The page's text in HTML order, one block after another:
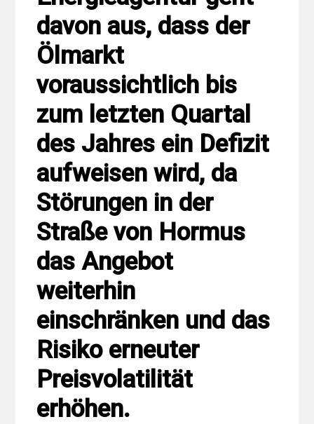
davon aus, dass der
Ölmarkt
voraussichtlich bis
zum letzten Quartal
des Jahres ein Defizit
aufweisen wird, da
Störungen in der
Straße von Hormus
das Angebot
weiterhin
einschränken und das
Risiko erneuter
Preisvolatilität
erhöhen.